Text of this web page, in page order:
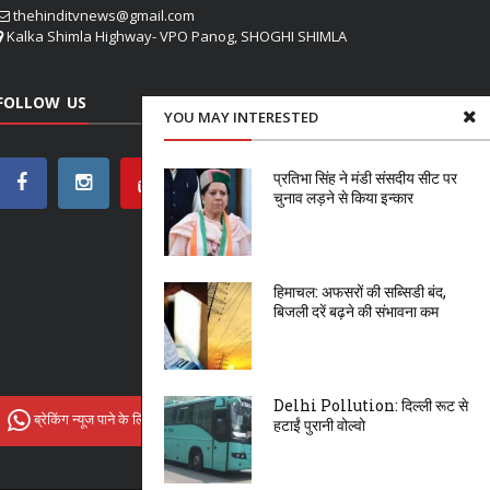
YOU MAY INTERESTED
प्रतिभा सिंह ने मंडी संसदीय सीट पर
चुनाव लड़ने से किया इन्कार
हिमाचल: अफसरों की सब्सिडी बंद,
बिजली दरें बढ़ने की संभावना कम
Delhi Pollution: दिल्ली रूट से
हटाईं पुरानी वोल्वो
thehinditvnews@gmail.com
Kalka Shimla Highway- VPO Panog, SHOGHI SHIMLA
US
ब्रेकिंग न्यूज पाने के लिए Hindi tv News से जुड़ें